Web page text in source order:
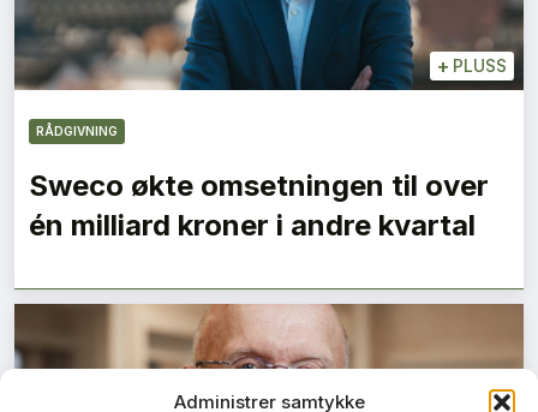
Administrer samtykke
+ PLUSS
RÅDGIVNING
Sweco økte omsetningen til over
én milliard kroner i andre kvartal